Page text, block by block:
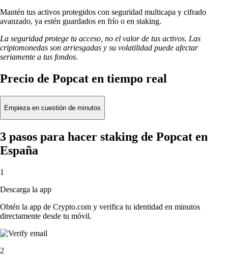
Mantén tus activos protegidos con seguridad multicapa y cifrado
avanzado, ya estén guardados en frío o en staking.
La seguridad protege tu acceso, no el valor de tus activos. Las
criptomonedas son arriesgadas y su volatilidad puede afectar
seriamente a tus fondos.
Precio de Popcat en tiempo real
Empieza en cuestión de minutos
3 pasos para hacer staking de Popcat en
España
1
Descarga la app
Obtén la app de Crypto.com y verifica tu identidad en minutos
directamente desde tu móvil.
2